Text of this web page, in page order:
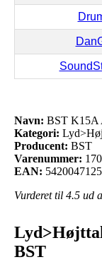
Navn: BST K15A
Kategori:
Producent: BST
Varenummer:
EAN:
Vurderet til 4.5 ud
BST